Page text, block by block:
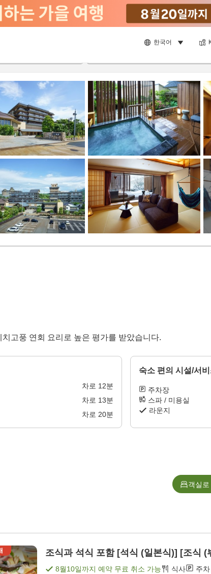
한국어
고풍 연회 요리로 높은 평가를 받았습니다.
차로 12분
차로 13분
차로 20분
숙소 편의 시설/서
주차장
스파 / 미용실
라운지
객실로
조식과 석식 포함 [석식 (일본식)] [조식 (
8월10일까지 예약 무료 취소 가능 식사 주